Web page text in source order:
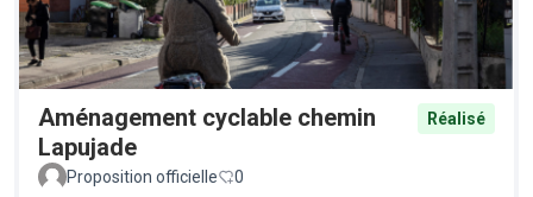
Aménagement cyclable chemin
Lapujade
Réalisé
Proposition officielle 0